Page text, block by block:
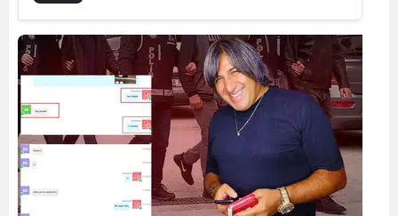
Çankırı
Çorum
Denizli
Diyarbakır
Edirne
Elazığ